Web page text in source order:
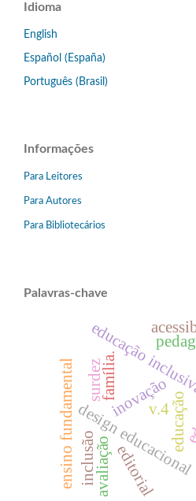
Idioma
English
Español (España)
Português (Brasil)
Informações
Para Leitores
Para Autores
Para Bibliotecários
Palavras-chave
educação
educação
design educacional
inovação
avaliaçãoeditorial
v.4
família.
inclusão
surdez
ensino fundamental